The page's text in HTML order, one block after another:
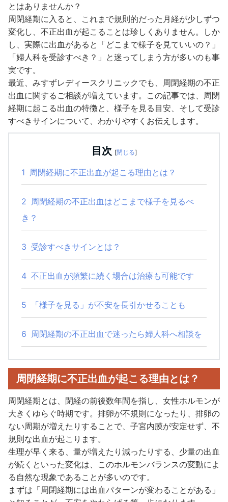
とはありませんか？
周閉経期に入ると、これまで規則的だった月経が少しずつ
変化し、不正出血が起こることは珍しくありません。しか
し、実際に出血があると「どこまで様子を見ていいの？」
「婦人科を受診すべき？」と迷ってしまう方が多いのも事
実です。
最近、みすずレディースクリニックでも、周閉経期の不正
出血に関するご相談が増えています。この記事では、周閉
経期に起こる出血の特徴と、様子を見る目安、そして受診
すべきサインについて、わかりやすくお伝えします。
目次 [閉じる]
1 周閉経期に不正出血が起こる理由とは？
2 周閉経期の不正出血はどこまで様子を見るべ
き？
3 受診すべきサインとは？
4 不正出血が頻繁に続く場合は治療も可能です
5 「様子を見る」が不安を長引かせることも
6 周閉経期の不正出血で迷ったら婦人科へ相談を
周閉経期に不正出血が起こる理由とは？
周閉経期とは、閉経の前後数年間を指し、女性ホルモンが
大きくゆらぐ時期です。排卵が不規則になったり、排卵の
ない周期が増えたりすることで、子宮内膜が安定せず、不
規則な出血が起こります。
生理が早く来る、量が増えたり減ったりする、少量の出血
が続くといった変化は、このホルモンバランスの変動によ
る自然な現象であることが多いのです。
まずは「周閉経期には出血パターンが変わることがある」